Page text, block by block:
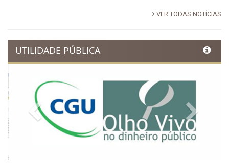
Ibimirim inicia contagem
regressiva para o Dia
Publicado em: 9 de março de 2026
VER TODAS NOTÍCIAS